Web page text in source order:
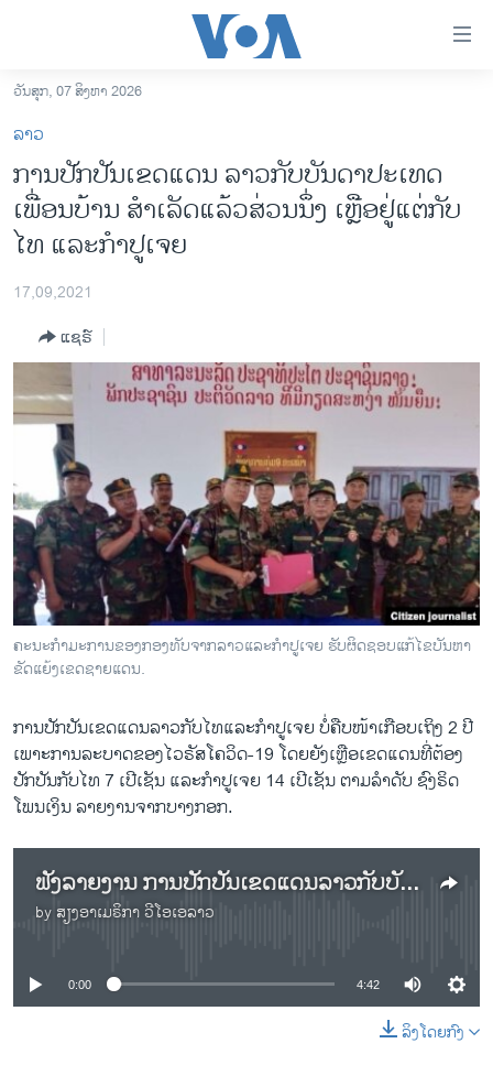
ເຂົ້າ
ຫາ
ຂ້າມ
ຂ້າມ
ໄປ
ຫາ
ຊອກ
ອາເມຣິກາ
ການເລືອກຕັ້ງ ປະທານາທີບໍດີ ສະຫະລັດ 2024
ອິດສະຫຼະພາບດ້ານການຂ່າວ
ຊີວິດຊາວລາວ
ຊຸມຊົນຊາວລາວ
ວິທະຍາສາດ-ເທັກໂນໂລຈີ
ທຸລະກິດ
ພາສາອັງກິດ
ວີດີໂອ
ສຽງ
ລາຍງານ
ຕິດຕາມພວກເຮົາ ທີ່
ວັນສຸກ, 07 ສິງຫາ 2026
ລາວ
ການປັກປັນເຂດແດນ ລາວກັບບັນດາປະເທດ
ເພື່ອນບ້ານ ສຳເລັດແລ້ວສ່ວນນຶ່ງ ເຫຼືອຢູ່ແຕ່ກັບ
ໄທ ແລະກຳປູເຈຍ
17,09,2021
ແຊຣ໌
ຄະນະກຳມະການຂອງກອງທັບຈາກລາວແລະກຳປູເຈຍ ຮັບຜິດຊອບແກ້ໄຂບັນຫາ
ຂັດແຍ້ງເຂດຊາຍແດນ.
ການປັກປັນເຂດແດນລາວກັບໄທແລະກຳປູເຈຍ ບໍ່ຄືບໜ້າເກືອບເຖິງ 2 ປີ
ເພາະການລະບາດຂອງໄວຣັສໂຄວິດ-19 ໂດຍຍັງເຫຼືອເຂດແດນທີ່ຕ້ອງ
ປັກປັນກັບໄທ 7 ເປີເຊັນ ແລະກຳປູເຈຍ 14 ເປີເຊັນ ຕາມລຳດັບ ຊົງຣິດ
ໂພນເງິນ ລາຍງານຈາກບາງກອກ.
ຟັງລາຍງານ ການປັກປັນເຂດແດນລາວກັບບັນດາປະເທດເພື່ອນບ້ານ ສຳເລັດແລ້ວສ່ວນນຶ່ງ ເຫຼືອຢູ່ແຕ່ກັບ ໄທ ແລະກຳປູເຈຍ
by ສຽງອາເມຣິກາ ວີໂອເອລາວ
No media source currently available
0:00 4:42
ລິງໂດຍກົງ